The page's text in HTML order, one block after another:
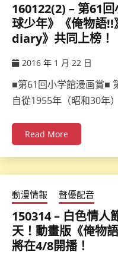
160122(2) – 第61
球少年》《俺物語
diary》共同上榜！
2016 年 1 月 22 日
■第61回小学館漫画賞■
自從1955年（昭和30年
Read More
動漫情報 聲優配音
150314 – 白色情人
天！動畫版《俺物
將在4/8開播！